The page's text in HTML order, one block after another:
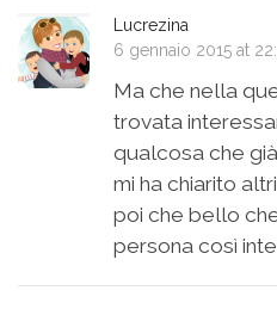
Lucrezina
6 gennaio 2015 at
Ma che nella
trovata
qualcosa che
mi ha chiarito
poi che bello
persona così